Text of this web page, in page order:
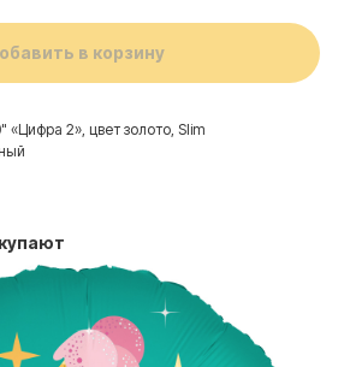
в корзину
2», цвет золото, Slim